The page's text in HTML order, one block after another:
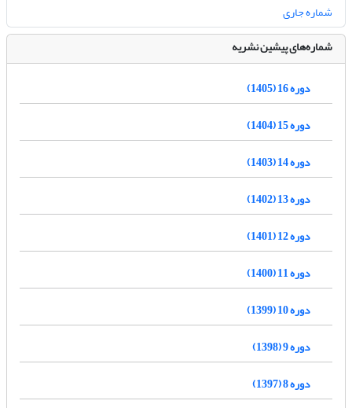
شماره جاری
شماره‌های پیشین نشریه
دوره 16 (1405)
دوره 15 (1404)
دوره 14 (1403)
دوره 13 (1402)
دوره 12 (1401)
دوره 11 (1400)
دوره 10 (1399)
دوره 9 (1398)
دوره 8 (1397)